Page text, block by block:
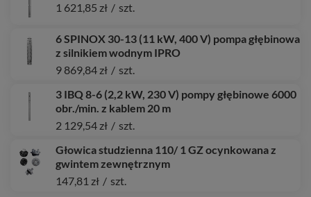
1 621,85 zł / szt.
6 SPINOX 30-13 (11 kW, 400 V) pompa głębinowa
z silnikiem wodnym IPRO
9 869,84 zł / szt.
3 IBQ 8-6 (2,2 kW, 230 V) pompy głębinowe 6000
obr./min. z kablem 20 m
2 129,54 zł / szt.
Głowica studzienna 110/ 1 GZ ocynkowana z
gwintem zewnętrznym
147,81 zł / szt.